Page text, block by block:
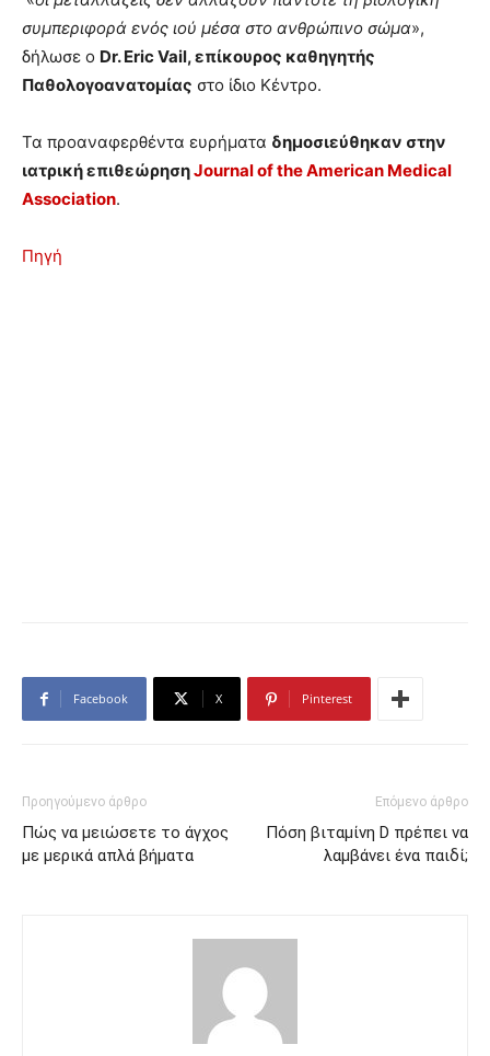
συμπεριφορά ενός ιού μέσα στο ανθρώπινο σώμα»,
δήλωσε ο Dr. Eric Vail, επίκουρος καθηγητής
Παθολογοανατομίας στο ίδιο Κέντρο.
Τα προαναφερθέντα ευρήματα δημοσιεύθηκαν στην
ιατρική επιθεώρησηJournal of the American Medical
Association.
Πηγή
Facebook X Pinterest
Προηγούμενο άρθρο
Πώς να μειώσετε το άγχος
με μερικά απλά βήματα
Επόμενο άρθρο
Πόση βιταμίνη D πρέπει να
λαμβάνει ένα παιδί;